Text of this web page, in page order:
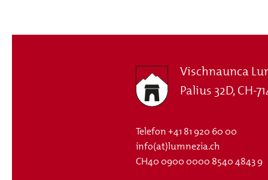
Vischnaunca
Palius 32D, CH-
Telefon+41 81 920 60 00
info(at)lumnezia.ch
CH40 0900 0000 8540 4843 9